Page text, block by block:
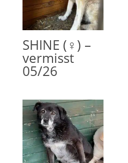
SHINE (♀) –
vermisst
05/26